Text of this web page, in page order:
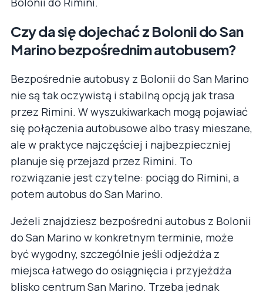
Czy da się dojechać z Bolonii do San
Marino bezpośrednim autobusem?
Bezpośrednie autobusy z Bolonii do San Marino
nie są tak oczywistą i stabilną opcją jak trasa
przez Rimini. W wyszukiwarkach mogą pojawiać
się połączenia autobusowe albo trasy mieszane,
ale w praktyce najczęściej i najbezpieczniej
planuje się przejazd przez Rimini. To
rozwiązanie jest czytelne: pociąg do Rimini, a
potem autobus do San Marino.
Jeżeli znajdziesz bezpośredni autobus z Bolonii
do San Marino w konkretnym terminie, może
być wygodny, szczególnie jeśli odjeżdża z
miejsca łatwego do osiągnięcia i przyjeżdża
blisko centrum San Marino. Trzeba jednak